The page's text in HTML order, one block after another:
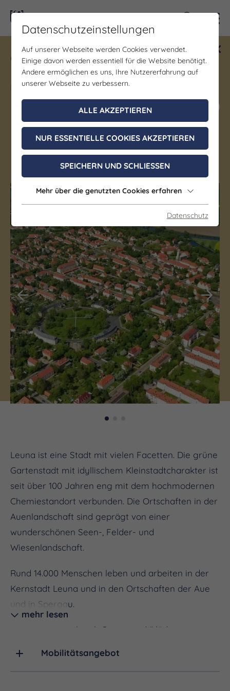
Gewinne ein Blind Date mit Saale-
Unstrut! Teilnahme vom 1.7. - 18.12.
möglich.
Jetzt mitmachen
Leuna
Leuna ist eine Stadt mit vielen Facetten. Die grüne
Gartenstadt mit idyllischem Kleinstadtcharakter ist
seit über 100 Jahren eng mit dem hochmodernen
Chemiestandort verbunden. Die Ortschaften in der
Auenlandschaft sind geprägt von einer
wunderschönen Seen-, Felder- und
Wiesenlandschaft.
Rund 14.000 Menschen leben und arbeiten in der
Kernstadt Leuna und in den Ortschaften der Aue
und in Spergau.
Das Flächendenkmal „Gartenstadt“ lädt zum
einer Dauerausstellung des Kunstmuseums
mehr lesen
Mobilitätsangebot
Datenschutzeinstellungen
Auf unserer Webseite werden Cookies verwendet.
Einige davon werden essentiell für die Website benötigt.
Andere ermöglichen es uns, Ihre Nutzererfahrung auf
unserer Webseite zu verbessern.
ALLE AKZEPTIEREN
NUR ESSENTIELLE COOKIES AKZEPTIEREN
SPEICHERN UND SCHLIESSEN
Mehr über die genutzten Cookies erfahren
Datenschutz